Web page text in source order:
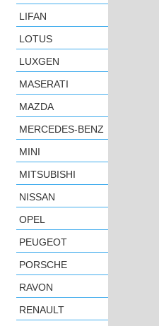
LIFAN
LOTUS
LUXGEN
MASERATI
MAZDA
MERCEDES-BENZ
MINI
MITSUBISHI
NISSAN
OPEL
PEUGEOT
PORSCHE
RAVON
RENAULT